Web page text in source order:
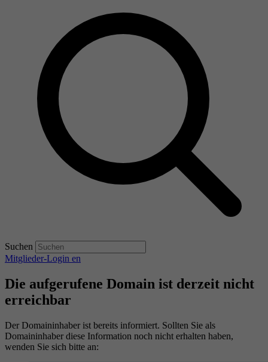
Suchen
Mitglieder-Login en
Die aufgerufene Domain ist derzeit nicht
erreichbar
Der Domaininhaber ist bereits informiert. Sollten Sie als
Domaininhaber diese Information noch nicht erhalten haben,
wenden Sie sich bitte an: